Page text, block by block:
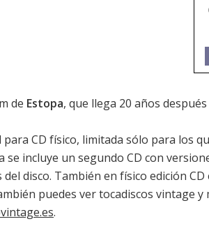
de Estopa, que llega 20 años
para CD físico, limitada sólo para los
se incluye un segundo CD con
disco. También en físico edición
puedes vertocadiscos vintage y
.